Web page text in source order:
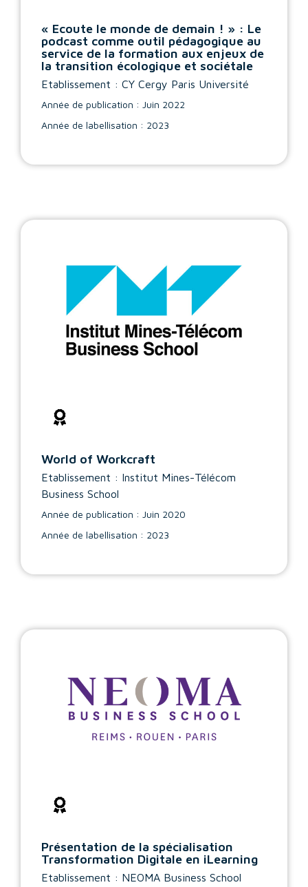
« Ecoute le monde de demain ! » : Le
podcast comme outil pédagogique au
service de la formation aux enjeux de
la transition écologique et sociétale
Etablissement : CY Cergy Paris Université
Année de publication : Juin 2022
Année de labellisation : 2023
World of Workcraft
Etablissement : Institut Mines-Télécom
Business School
Année de publication : Juin 2020
Année de labellisation : 2023
Présentation de la spécialisation
Transformation Digitale en iLearning
Etablissement : NEOMA Business School